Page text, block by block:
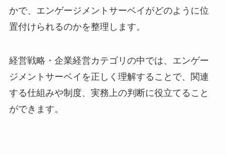
かで、エンゲージメントサーベイがどのように位
置付けられるのかを整理します。
経営戦略・企業経営カテゴリの中では、エンゲー
ジメントサーベイを正しく理解することで、関連
する仕組みや制度、実務上の判断に役立てること
ができます。